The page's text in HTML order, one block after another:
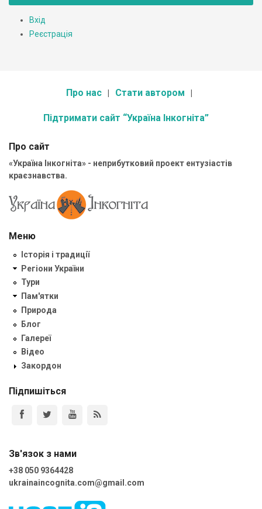
Вхід
Реєстрація
Про нас Стати автором
Підтримати сайт “Україна Інкогніта”
Про сайт
«Україна Інкогніта» - неприбутковий проект ентузіастів
краєзнавства.
Меню
Історія і традиції
Регіони України
Тури
Пам'ятки
Природа
Блог
Галереї
Відео
Закордон
Підпишіться
Зв'язок з нами
+38 050 9364428
ukrainaincognita.com@gmail.com